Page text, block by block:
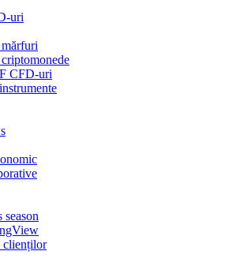
uri
CFD-uri
season
clienților